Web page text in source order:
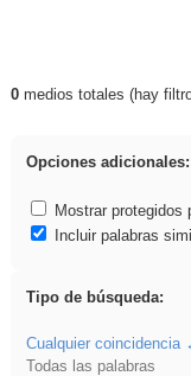
Resultados
0medios totales (hay
Opciones adicionales:
Mostrar protegidos
Incluir palabras
Tipo de búsqueda:
Cualquier coincidencia
Todas las palabras